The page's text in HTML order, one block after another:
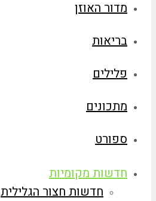
מדור האוזן
בריאות
פלילים
מתכונים
ספורט
חדשות מקומיות
חדשות חצור הגלילית